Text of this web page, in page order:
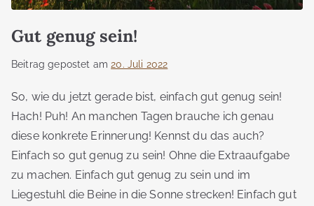
Gut genug sein!
Beitrag gepostet am20. Juli 2022
So, wie du jetzt gerade bist, einfach gut genug sein!
Hach! Puh! An manchen Tagen brauche ich genau
diese konkrete Erinnerung! Kennst du das auch?
Einfach so gut genug zu sein! Ohne die Extraaufgabe
zu machen. Einfach gut genug zu sein und im
Liegestuhl die Beine in die Sonne strecken! Einfach gut